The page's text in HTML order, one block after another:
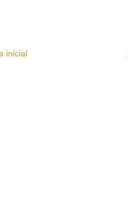
inicial